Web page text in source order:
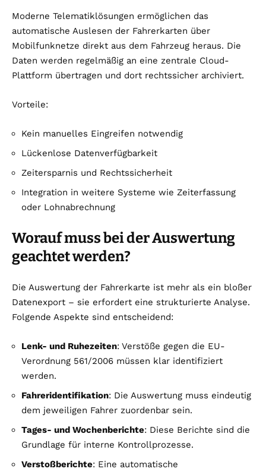
Moderne Telematiklösungen ermöglichen das
automatische Auslesen der Fahrerkarten über
Mobilfunknetze direkt aus dem Fahrzeug heraus. Die
Daten werden regelmäßig an eine zentrale Cloud-
Plattform übertragen und dort rechtssicher archiviert.
Vorteile:
Kein manuelles Eingreifen notwendig
Lückenlose Datenverfügbarkeit
Zeitersparnis und Rechtssicherheit
Integration in weitere Systeme wie Zeiterfassung
oder Lohnabrechnung
Worauf muss bei der Auswertung
geachtet werden?
Die Auswertung der Fahrerkarte ist mehr als ein bloßer
Datenexport – sie erfordert eine strukturierte Analyse.
Folgende Aspekte sind entscheidend:
Lenk- und Ruhezeiten: Verstöße gegen die EU-
Verordnung 561/2006 müssen klar identifiziert
werden.
Fahreridentifikation: Die Auswertung muss eindeutig
dem jeweiligen Fahrer zuordenbar sein.
Tages- und Wochenberichte: Diese Berichte sind die
Grundlage für interne Kontrollprozesse.
Verstoßberichte: Eine automatische